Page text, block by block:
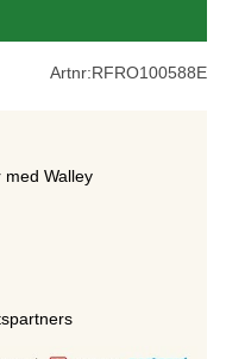
Artnr:RFRO100588E
Walley